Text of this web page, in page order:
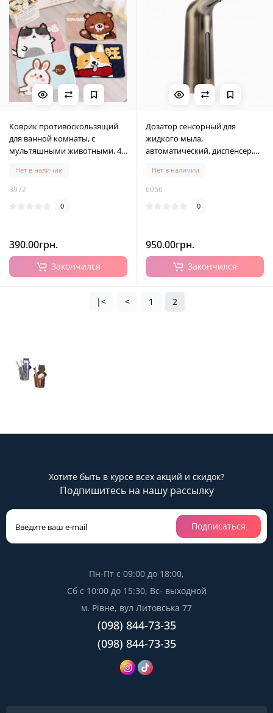
Коврик противоскользящий
для ванной комнаты, с
мультяшными животными, 4
Нет в наличии
3972
0
390.00грн.
Закончился
Дозатор сенсорный для
жидкого мыла,
автоматический, диспенсер,
Нет в наличии
6056
0
950.00грн.
Закончился
|< < 1 2
Хотите быть в курсе всех акций и скидок?
Подпишитесь на нашу рассылку
Подписаться
Пн-Пт с 09:00 до 18:00,
Сб с 10:00 до 15:30, Вс- выходной
м. Рівне, вул Литовська 77
(098) 844-73-35
(098) 844-73-35